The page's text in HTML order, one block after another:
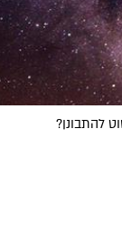
להתבונן?